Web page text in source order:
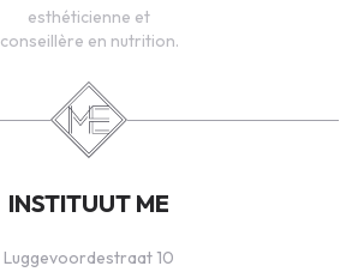
esthéticienne et
conseillère en nutrition.
INSTITUUT ME
Luggevoordestraat 10